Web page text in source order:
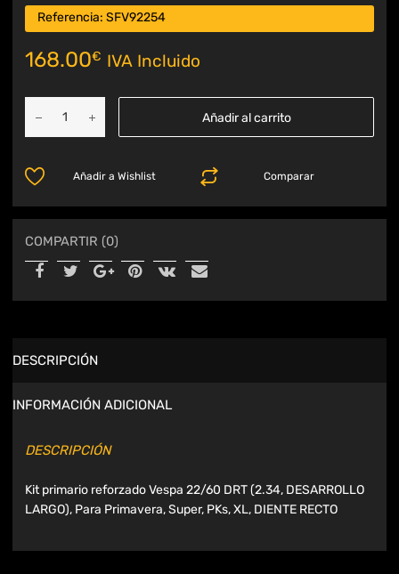
Referencia: SFV92254
168.00€ IVA Incluido
Añadir al carrito
Comparar
Añadir a Wishlist
COMPARTIR (0)
DESCRIPCIÓN
INFORMACIÓN ADICIONAL
DESCRIPCIÓN
Kit primario reforzado Vespa 22/60 DRT (2.34, DESARROLLO
LARGO), Para Primavera, Super, PKs, XL, DIENTE RECTO